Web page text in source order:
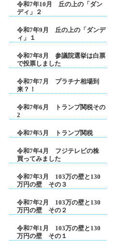
令和7年10月 丘の上の「ダン
ディ」２
令和7年9月 丘の上の「ダンデ
ィ」１
令和7年8月 参議院選挙は白票
で投票しました
令和7年7月 プラチナ相場到
来？！
令和7年6月 トランプ関税その
2
令和7年5月 トランプ関税
令和7年4月 フジテレビの株
買ってみました
令和7年3月 103万の壁と130
万円の壁 その３
令和7年2月 103万の壁と130
万円の壁 その２
令和7年1月 103万の壁と130
万円の壁 その１